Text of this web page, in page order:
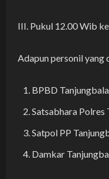
III. Pukul 12.00 Wib
Adapun personil yang
BPBD
Satsabhara Polres
Satpol PP
Damkar